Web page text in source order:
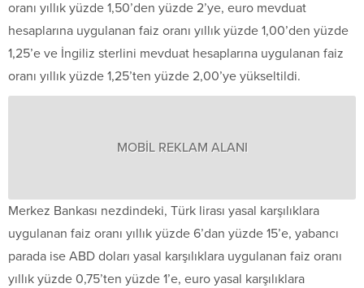
oranı yıllık yüzde 1,50’den yüzde 2’ye, euro mevduat
hesaplarına uygulanan faiz oranı yıllık yüzde 1,00’den yüzde
1,25’e ve İngiliz sterlini mevduat hesaplarına uygulanan faiz
oranı yıllık yüzde 1,25’ten yüzde 2,00’ye yükseltildi.
MOBİL REKLAM ALANI
Merkez Bankası nezdindeki, Türk lirası yasal karşılıklara
uygulanan faiz oranı yıllık yüzde 6’dan yüzde 15’e, yabancı
parada ise ABD doları yasal karşılıklara uygulanan faiz oranı
yıllık yüzde 0,75’ten yüzde 1’e, euro yasal karşılıklara